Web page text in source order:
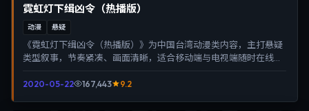
霓虹灯下缉凶令（热播版）
动漫 悬疑
《霓虹灯下缉凶令（热播版）》为中国台湾动漫类内容，主打悬疑
类型叙事，节奏紧凑、画面清晰，适合移动端与电视端随时在线观
2020-05-22 167,443 9.2